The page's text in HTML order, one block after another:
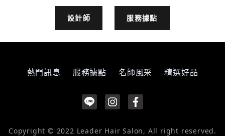
設計師 服務據點
熱門訊息 服務據點 名師風采 精選好品
Copyright © 2022 Leader Hair Salon, All right reserved.